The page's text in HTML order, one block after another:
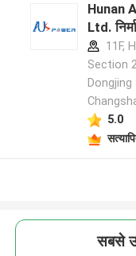
Hunan
Ltd.
11F,
Section
5.0
सबसे